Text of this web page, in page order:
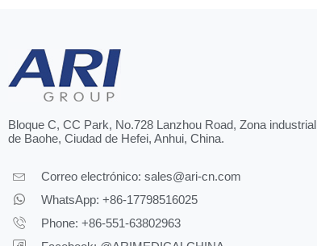
Bloque C, CC Park, No.728 Lanzhou Road, Zona industrial
de Baohe, Ciudad de Hefei, Anhui, China.
Correo electrónico: sales@ari-cn.com
WhatsApp: +86-17798516025
Phone: +86-551-63802963